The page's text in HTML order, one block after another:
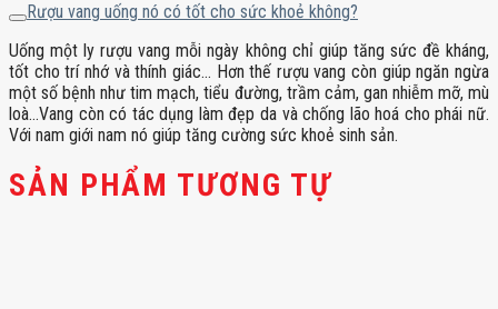
Rượu vang uống nó có tốt cho sức khoẻ không?
Uống một ly rượu vang mỗi ngày không chỉ giúp tăng sức đề kháng,
tốt cho trí nhớ và thính giác… Hơn thế rượu vang còn giúp ngăn ngừa
một số bệnh như tim mạch, tiểu đường, trầm cảm, gan nhiễm mỡ, mù
loà…Vang còn có tác dụng làm đẹp da và chống lão hoá cho phái nữ.
Với nam giới nam nó giúp tăng cường sức khoẻ sinh sản.
SẢN PHẨM TƯƠNG TỰ